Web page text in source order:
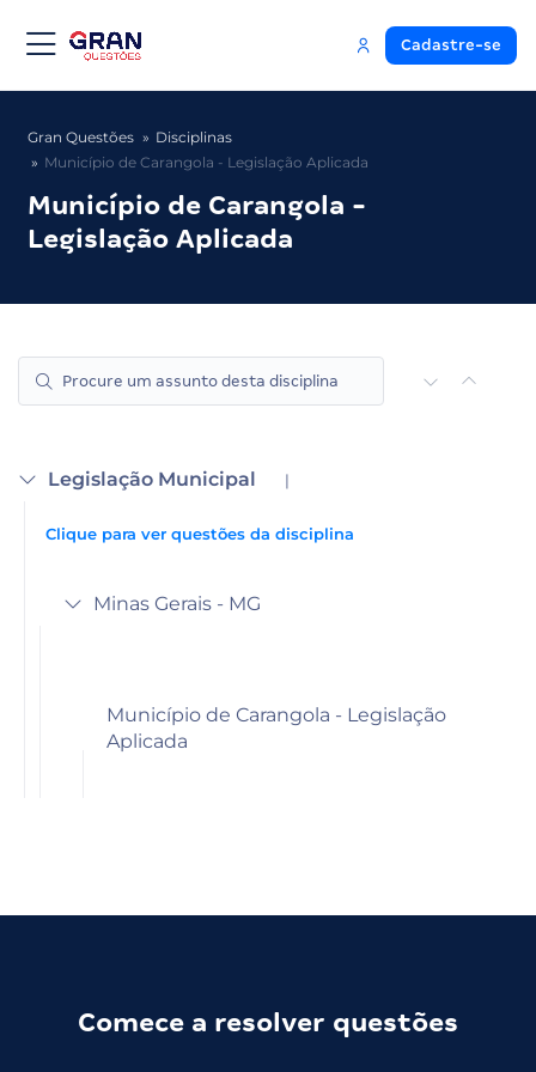
Cadastre-se
Gran Questões
Disciplinas
Município de Carangola - Legislação Aplicada
Município de Carangola -
Legislação Aplicada
Legislação Municipal |
Clique para ver questões da disciplina
Minas Gerais - MG
Município de Carangola - Legislação
Aplicada
Comece a resolver questões